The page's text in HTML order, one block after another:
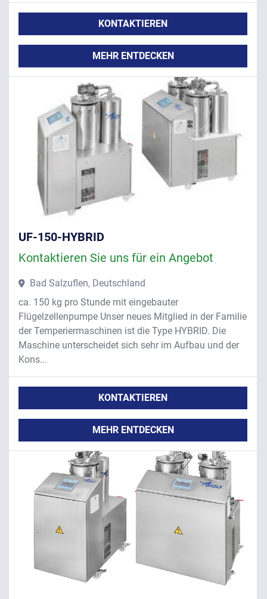
KONTAKTIEREN
MEHR ENTDECKEN
UF-150-HYBRID
Kontaktieren Sie uns für ein Angebot
Bad Salzuflen, Deutschland
ca. 150 kg pro Stunde mit eingebauter
Flügelzellenpumpe Unser neues Mitglied in der Familie
der Temperiermaschinen ist die Type HYBRID. Die
Maschine unterscheidet sich sehr im Aufbau und der
Kons...
KONTAKTIEREN
MEHR ENTDECKEN